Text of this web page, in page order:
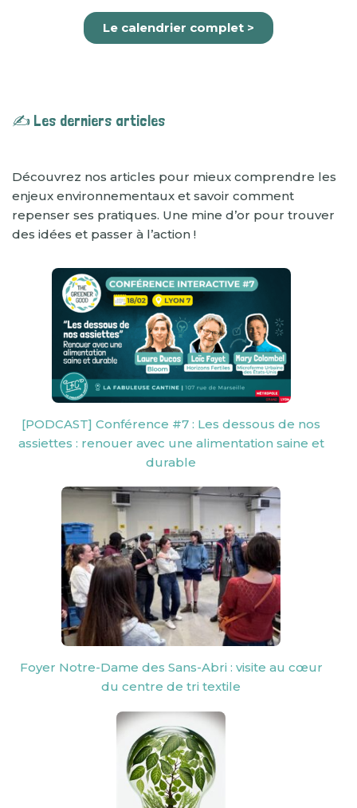
Le calendrier complet >
✍️ Les derniers articles
Découvrez nos articles pour mieux comprendre les
enjeux environnementaux et savoir comment
repenser ses pratiques. Une mine d’or pour trouver
des idées et passer à l’action !
[PODCAST] Conférence #7 : Les dessous de nos
assiettes : renouer avec une alimentation saine et
durable
Foyer Notre-Dame des Sans-Abri : visite au cœur
du centre de tri textile